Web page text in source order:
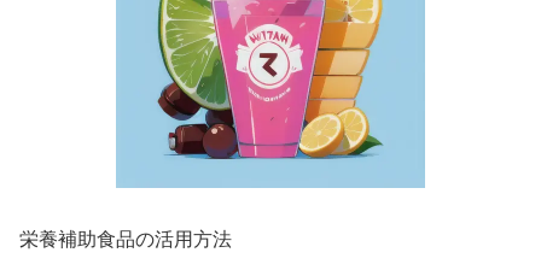
栄養補助食品の活用方法